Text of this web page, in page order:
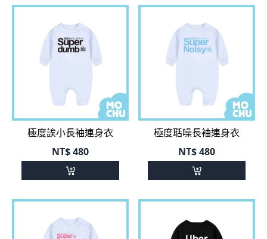
極度誒小長袖連身衣
NT$480
極度聒噪長袖連身衣
NT$480